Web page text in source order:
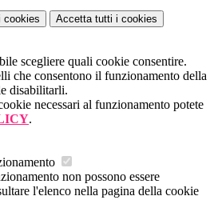
cookies Accetta tutti i cookies
scegliere quali cookie consentire.
che consentono il funzionamento della
disabilitarli.
necessari al funzionamento potete
.
non possono essere
l'elenco nella pagina della cookie